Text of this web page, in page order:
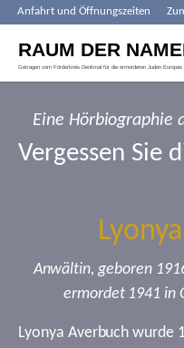
Anfahrt und Öffnungszeiten
Eine Hörbiographie
Vergessen Sie
Anwältin, geboren
ermordet 1941 in
Lyonya Averbuch wurde